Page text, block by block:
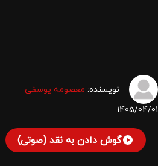
نویسنده: معصومه یوسفی
1405/04/01
گوش دادن به نقد (صوتی)